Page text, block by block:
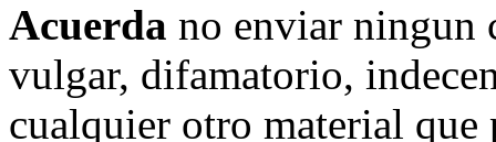
Acuerda no enviar ningun
vulgar, difamatorio,
cualquier otro material